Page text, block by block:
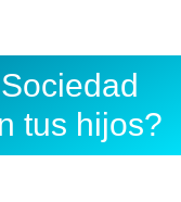
tus hijos?